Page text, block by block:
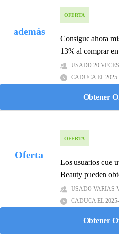
además
OFERTA
Cоnsigue аhоrа
13% аl соmprаr
USADO 20 VECES
CADUCA EL
Obtener
Oferta
OFERTA
Los usuarios que
Beauty pueden
USADO VARIAS
CADUCA EL
Obtener